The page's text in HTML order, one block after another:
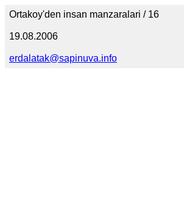
Ortakoy'den insan manzaralari / 16
19.08.2006
erdalatak@sapinuva.info